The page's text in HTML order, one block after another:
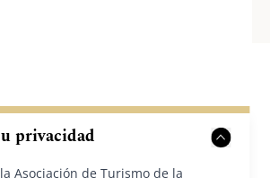
privacidad
Asociación de Turismo de la